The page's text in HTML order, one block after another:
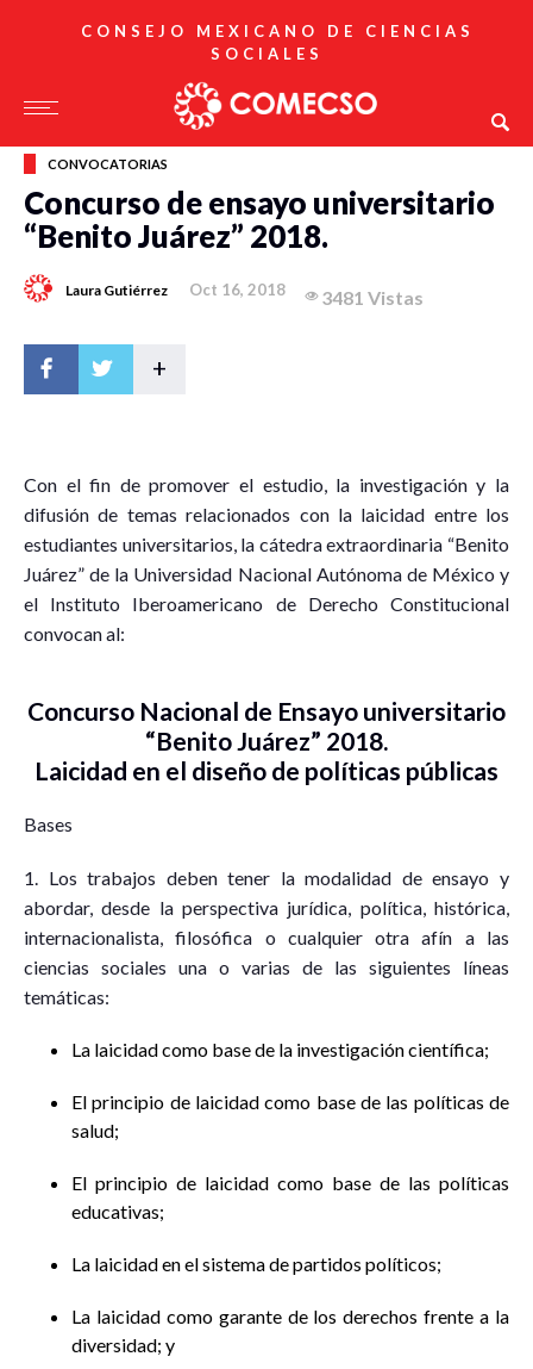
CONSEJO MEXICANO DE CIENCIAS
SOCIALES
CONVOCATORIAS
Concurso de ensayo universitario
“Benito Juárez” 2018.
Laura Gutiérrez Oct 16, 2018 3481 Vistas
+
Con el fin de promover el estudio, la investigación y la
difusión de temas relacionados con la laicidad entre los
estudiantes universitarios, la cátedra extraordinaria “Benito
Juárez” de la Universidad Nacional Autónoma de México y
el Instituto Iberoamericano de Derecho Constitucional
convocan al:
Concurso Nacional de Ensayo universitario
“Benito Juárez” 2018.
Laicidad en el diseño de políticas públicas
Bases
1. Los trabajos deben tener la modalidad de ensayo y
abordar, desde la perspectiva jurídica, política, histórica,
internacionalista, filosófica o cualquier otra afín a las
ciencias sociales una o varias de las siguientes líneas
temáticas:
La laicidad como base de la investigación científica;
El principio de laicidad como base de las políticas de
salud;
El principio de laicidad como base de las políticas
educativas;
La laicidad en el sistema de partidos políticos;
La laicidad como garante de los derechos frente a la
diversidad; y